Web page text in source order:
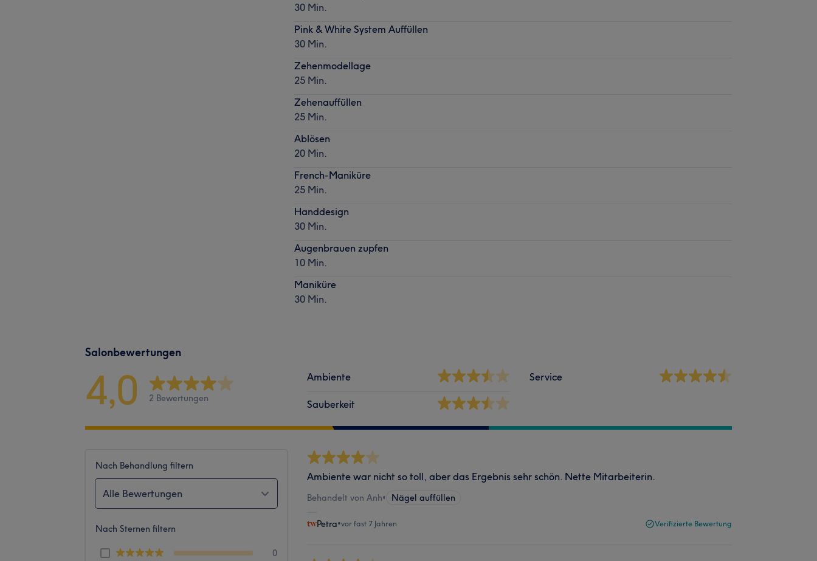
30 Min.
Pink & White System Auffüllen
30 Min.
Zehenmodellage
25 Min.
Zehenauffüllen
25 Min.
Ablösen
20 Min.
French-Maniküre
25 Min.
Handdesign
30 Min.
Augenbrauen zupfen
10 Min.
Maniküre
30 Min.
Salonbewertungen
4,0 2 Bewertungen
Ambiente
Sauberkeit
Service
Nach Behandlung filtern
Alle Bewertungen
Nach Sternen filtern
0
Ambiente war nicht so toll, aber das Ergebnis sehr schön. Nette Mitarbeiterin.
Behandelt von Anh• Nägel auffüllen
Petra•vor fast 7 Jahren Verifizierte Bewertung